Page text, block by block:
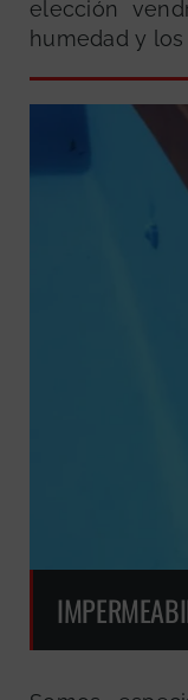
elección
humedad y los